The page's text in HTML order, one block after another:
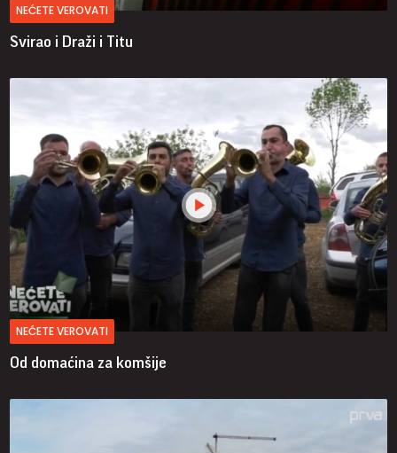
NEĆETE VEROVATI
Svirao i Draži i Titu
NEĆETE VEROVATI
Od domaćina za komšije